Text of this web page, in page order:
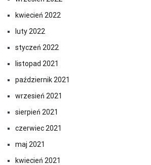
kwiecień 2022
luty 2022
styczeń 2022
listopad 2021
październik 2021
wrzesień 2021
sierpień 2021
czerwiec 2021
maj 2021
kwiecień 2021